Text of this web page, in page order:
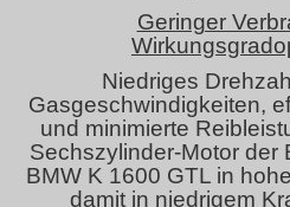
Geringer
Niedriges
Gasgeschwindigkeiten,
und minimierte
Sechszylinder-Motor der
BMW K 1600 GTL in
damit in niedrigem